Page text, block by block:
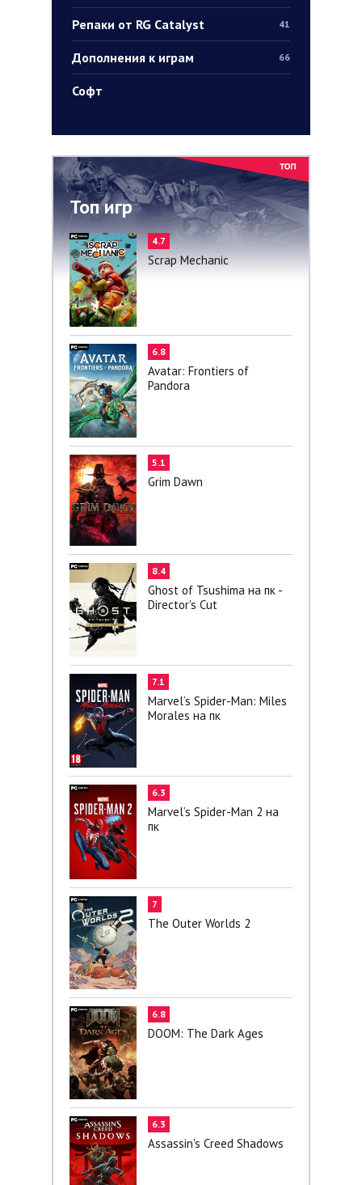
Репаки от RG Catalyst 41
Дополнения к играм 66
Софт
Топ игр
4.7
Scrap Mechanic
6.8
Avatar: Frontiers of
Pandora
5.1
Grim Dawn
8.4
Ghost of Tsushima на пк -
Director's Cut
7.1
Marvel’s Spider-Man: Miles
Morales на пк
6.3
Marvel’s Spider-Man 2 на
пк
7
The Outer Worlds 2
6.8
DOOM: The Dark Ages
6.3
Assassin's Creed Shadows